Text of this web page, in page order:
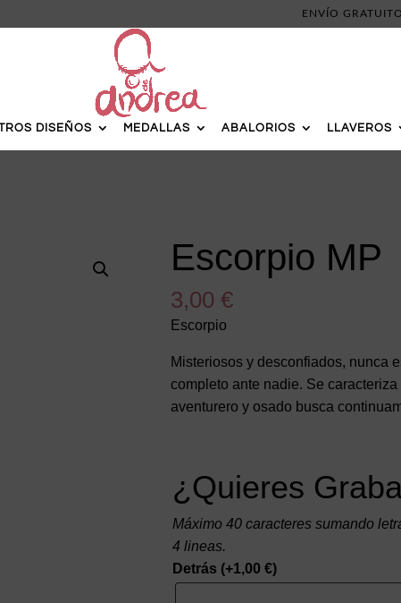
ENVÍO
DISEÑOS MEDALLAS ABALORIOS LLAVEROS
Escorpio MP
3,00 €
Escorpio
Misteriosos y desconfiados, nunca
completo ante nadie. Se
aventurero y osado busca
¿Quieres
Máximo 40 caracteres sumando
4 lineas.
Detrás (+1,00 €)